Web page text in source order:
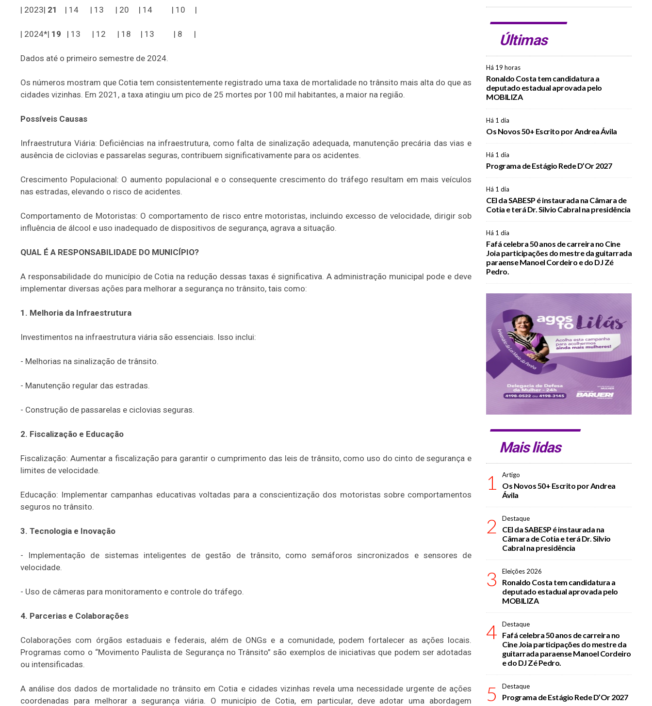
| 2023| 21 | 14 | 13 | 20 | 14 | 10 |
| 2024*| 19 | 13 | 12 | 18 | 13 | 8 |
Dados até o primeiro semestre de 2024.
Os números mostram que Cotia tem consistentemente registrado uma taxa de mortalidade no trânsito mais alta do que as
cidades vizinhas. Em 2021, a taxa atingiu um pico de 25 mortes por 100 mil habitantes, a maior na região.
Possíveis Causas
Infraestrutura Viária: Deficiências na infraestrutura, como falta de sinalização adequada, manutenção precária das vias e
ausência de ciclovias e passarelas seguras, contribuem significativamente para os acidentes.
Crescimento Populacional: O aumento populacional e o consequente crescimento do tráfego resultam em mais veículos
nas estradas, elevando o risco de acidentes.
Comportamento de Motoristas: O comportamento de risco entre motoristas, incluindo excesso de velocidade, dirigir sob
influência de álcool e uso inadequado de dispositivos de segurança, agrava a situação.
QUAL É A RESPONSABILIDADE DO MUNICÍPIO?
A responsabilidade do município de Cotia na redução dessas taxas é significativa. A administração municipal pode e deve
implementar diversas ações para melhorar a segurança no trânsito, tais como:
1. Melhoria da Infraestrutura
Investimentos na infraestrutura viária são essenciais. Isso inclui:
- Melhorias na sinalização de trânsito.
- Manutenção regular das estradas.
- Construção de passarelas e ciclovias seguras.
2. Fiscalização e Educação
Fiscalização: Aumentar a fiscalização para garantir o cumprimento das leis de trânsito, como uso do cinto de segurança e
limites de velocidade.
Educação: Implementar campanhas educativas voltadas para a conscientização dos motoristas sobre comportamentos
seguros no trânsito.
3. Tecnologia e Inovação
- Implementação de sistemas inteligentes de gestão de trânsito, como semáforos sincronizados e sensores de
velocidade.
- Uso de câmeras para monitoramento e controle do tráfego.
4. Parcerias e Colaborações
Colaborações com órgãos estaduais e federais, além de ONGs e a comunidade, podem fortalecer as ações locais.
Programas como o “Movimento Paulista de Segurança no Trânsito” são exemplos de iniciativas que podem ser adotadas
ou intensificadas.
A análise dos dados de mortalidade no trânsito em Cotia e cidades vizinhas revela uma necessidade urgente de ações
coordenadas para melhorar a segurança viária. O município de Cotia, em particular, deve adotar uma abordagem
Últimas
Há 19 horas
Ronaldo Costa tem candidatura a
deputado estadual aprovada pelo
MOBILIZA
Há 1 dia
Os Novos 50+ Escrito por Andrea Ávila
Há 1 dia
Programa de Estágio Rede D’Or 2027
Há 1 dia
CEI da SABESP é instaurada na Câmara de
Cotia e terá Dr. Silvio Cabral na presidência
Há 1 dia
Fafá celebra 50 anos de carreira no Cine
Joia participações do mestre da guitarrada
paraense Manoel Cordeiro e do DJ Zé
Pedro.
Mais lidas
1 Artigo
Os Novos 50+ Escrito por Andrea
Ávila
2 Destaque
CEI da SABESP é instaurada na
Câmara de Cotia e terá Dr. Silvio
Cabral na presidência
3 Eleições 2026
Ronaldo Costa tem candidatura a
deputado estadual aprovada pelo
MOBILIZA
4 Destaque
Fafá celebra 50 anos de carreira no
Cine Joia participações do mestre da
guitarrada paraense Manoel Cordeiro
e do DJ Zé Pedro.
5 Destaque
Programa de Estágio Rede D’Or 2027